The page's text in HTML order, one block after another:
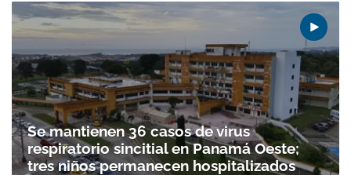
Se mantienen 36 casos de virus
respiratorio sincitial en Panamá Oeste;
tres niños permanecen hospitalizados